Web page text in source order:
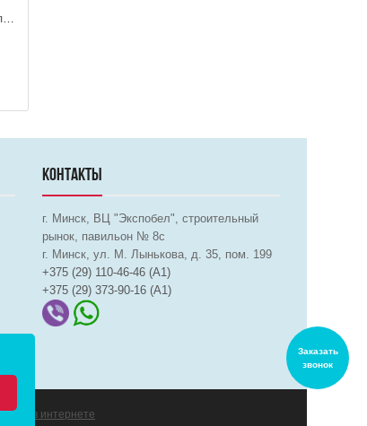
MARS GDF 150 / Вентилятор центробежный стальной d.150
КОНТАКТЫ
г. Минск, ВЦ "Экспобел", строительный
рынок, павильон № 8c
г. Минск, ул. М. Лынькова, д. 35, пом. 199
+375 (29) 110-46-46 (А1)
+375 (29) 373-90-16 (A1)
в интернете
Заказать
звонок